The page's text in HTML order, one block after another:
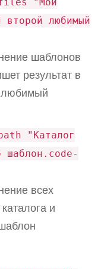
любимый
шаблонов
результат в
любимый
"Каталог
шаблон.code-
всех
и